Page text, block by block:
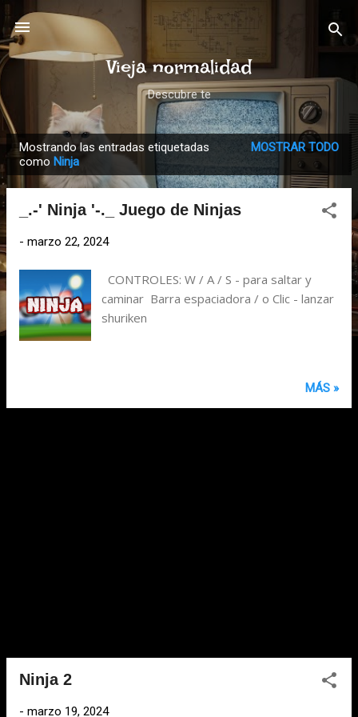
Ir al contenido principal
Vieja normalidad
Descubre te
E
n
Mostrando las entradas etiquetadas
como Ninja
MOSTRAR TODO
_.-' Ninja '-._ Juego de Ninjas
- marzo 22, 2024
CONTROLES: W / A / S - para saltar y
caminar Barra espaciadora / o Clic - lanzar
shuriken
MÁS »
Ninja 2
- marzo 19, 2024